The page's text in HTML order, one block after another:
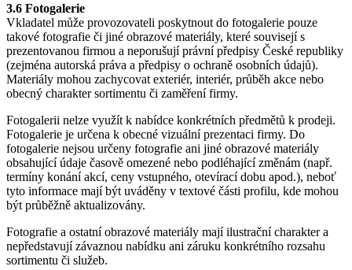
3.6 Fotogalerie
Vkladatel může provozovateli poskytnout do fotogalerie pouze
takové fotografie či jiné obrazové materiály, které souvisejí s
prezentovanou firmou a neporušují právní předpisy České republiky
(zejména autorská práva a předpisy o ochraně osobních údajů).
Materiály mohou zachycovat exteriér, interiér, průběh akce nebo
obecný charakter sortimentu či zaměření firmy.
Fotogalerii nelze využít k nabídce konkrétních předmětů k prodeji.
Fotogalerie je určena k obecné vizuální prezentaci firmy. Do
fotogalerie nejsou určeny fotografie ani jiné obrazové materiály
obsahující údaje časově omezené nebo podléhající změnám (např.
termíny konání akcí, ceny vstupného, otevírací dobu apod.), neboť
tyto informace mají být uváděny v textové části profilu, kde mohou
být průběžně aktualizovány.
Fotografie a ostatní obrazové materiály mají ilustrační charakter a
nepředstavují závaznou nabídku ani záruku konkrétního rozsahu
sortimentu či služeb.